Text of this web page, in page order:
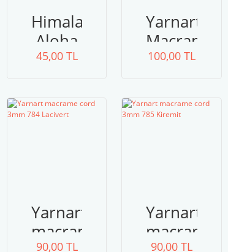
Himalaya
Aloha
01
45,00 TL
Yarnart
Macrame
Rope
100,00 TL
Yarnart
macrame
90,00 TL
Yarnart
macrame
90,00 TL